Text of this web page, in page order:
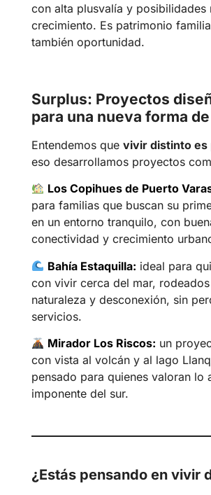
con alta plusvalía y posibilidades
crecimiento. Es patrimonio
también oportunidad.
Surplus: Proyectos
para una nueva forma
Entendemos que vivir distinto es
eso desarrollamos proyectos
Los Copihues de Puerto
para familias que buscan su
en un entorno tranquilo, con
conectividad y crecimiento
Bahía Estaquilla: ideal para
con vivir cerca del mar,
naturaleza y desconexión, sin
servicios.
Mirador Los Riscos: un
con vista al volcán y al lago
pensado para quienes valoran lo
imponente del sur.
¿Estás pensando en vivir